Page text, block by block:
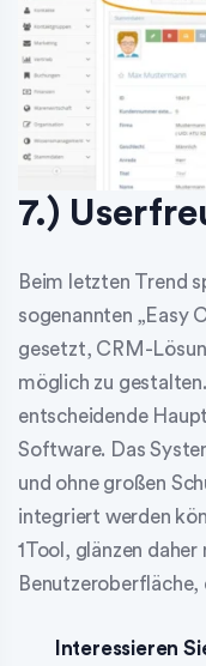
7.)
Beim letzten Trend
sogenannten „Easy
gesetzt, CRM-
möglich zu
entscheidende
Software. Das
und ohne großen
integriert werden
1Tool, glänzen
Interessieren